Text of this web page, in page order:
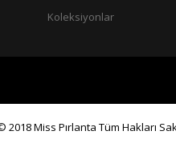
Koleksiyonlar
2018 Miss Pırlanta Tüm Hakları